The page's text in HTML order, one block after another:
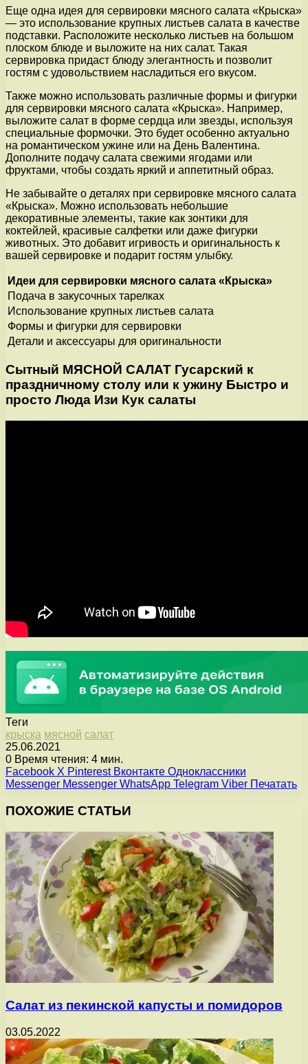
Еще одна идея для сервировки мясного салата «Крыска»
— это использование крупных листьев салата в качестве
подставки. Расположите несколько листьев на большом
плоском блюде и выложите на них салат. Такая
сервировка придаст блюду элегантность и позволит
гостям с удовольствием насладиться его вкусом.
Также можно использовать различные формы и фигурки
для сервировки мясного салата «Крыска». Например,
выложите салат в форме сердца или звезды, используя
специальные формочки. Это будет особенно актуально
на романтическом ужине или на День Валентина.
Дополните подачу салата свежими ягодами или
фруктами, чтобы создать яркий и аппетитный образ.
Не забывайте о деталях при сервировке мясного салата
«Крыска». Можно использовать небольшие
декоративные элементы, такие как зонтики для
коктейлей, красивые салфетки или даже фигурки
животных. Это добавит игривость и оригинальность к
вашей сервировке и подарит гостям улыбку.
Идеи для сервировки мясного салата «Крыска»
Подача в закусочных тарелках
Использование крупных листьев салата
Формы и фигурки для сервировки
Детали и аксессуары для оригинальности
Сытный МЯСНОЙ САЛАТ Гусарский к
праздничному столу или к ужину Быстро и
просто Люда Изи Кук салаты
Теги
крыска мясной салат
25.06.2021
0 Время чтения: 4 мин.
Facebook X Pinterest Вконтакте Одноклассники
Messenger Messenger WhatsApp Telegram Viber Печатать
ПОХОЖИЕ СТАТЬИ
Салат из пекинской капусты и помидоров
03.05.2022